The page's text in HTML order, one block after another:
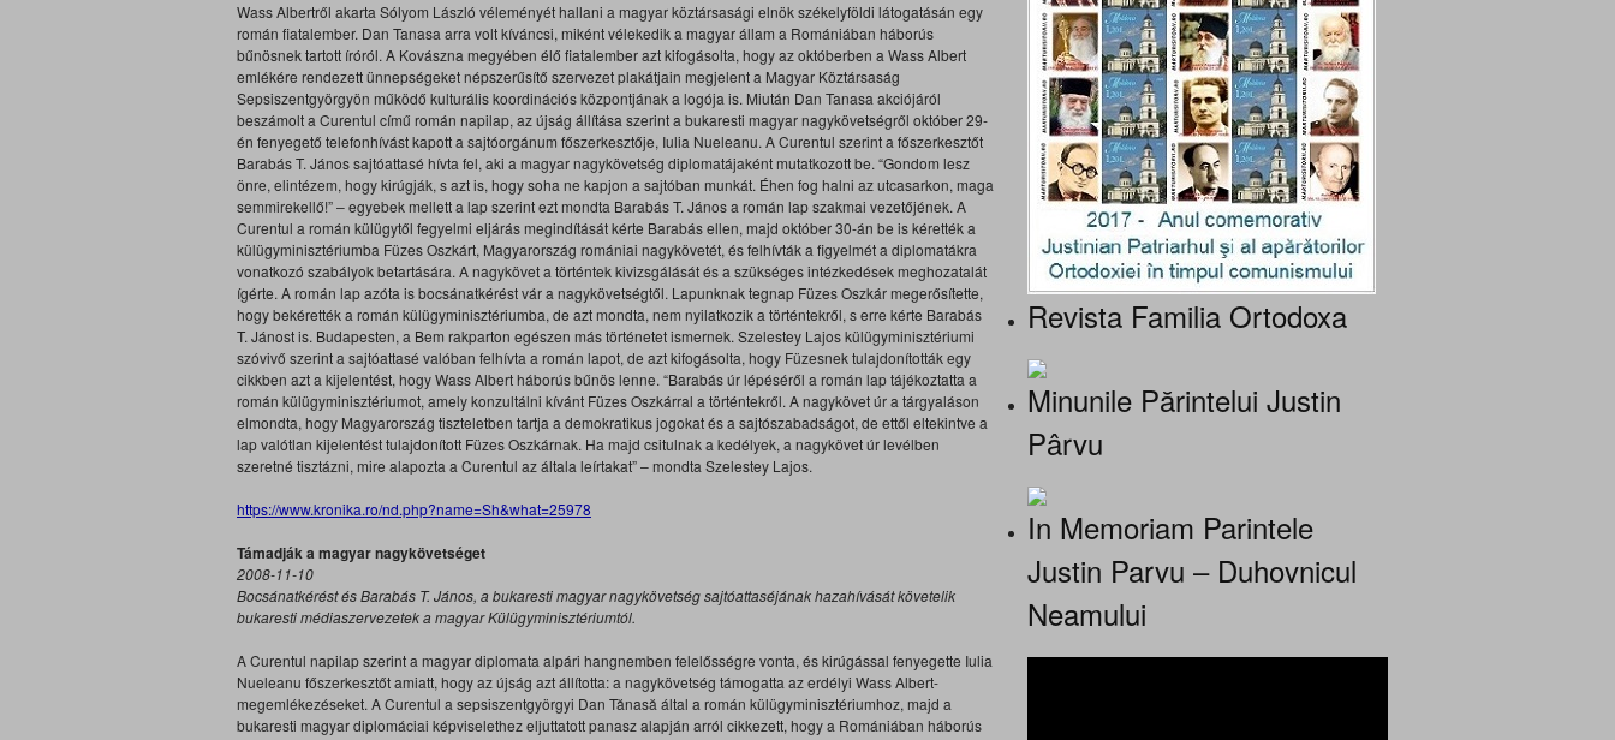
Wass Albertről akarta Sólyom László véleményét hallani a magyar köztársasági elnök székelyföldi látogatásán egy
román fiatalember. Dan Tanasa arra volt kíváncsi, miként vélekedik a magyar állam a Romániában háborús
bűnösnek tartott íróról. A Kovászna megyében élő fiatalember azt kifogásolta, hogy az októberben a Wass Albert
emlékére rendezett ünnepségeket népszerűsítő szervezet plakátjain megjelent a Magyar Köztársaság
Sepsiszentgyörgyön működő kulturális koordinációs központjának a logója is. Miután Dan Tanasa akciójáról
beszámolt a Curentul című román napilap, az újság állítása szerint a bukaresti magyar nagykövetségről október 29-
én fenyegető telefonhívást kapott a sajtóorgánum főszerkesztője, Iulia Nueleanu. A Curentul szerint a főszerkesztőt
Barabás T. János sajtóattasé hívta fel, aki a magyar nagykövetség diplomatájaként mutatkozott be. “Gondom lesz
önre, elintézem, hogy kirúgják, s azt is, hogy soha ne kapjon a sajtóban munkát. Éhen fog halni az utcasarkon, maga
semmirekellő!” – egyebek mellett a lap szerint ezt mondta Barabás T. János a román lap szakmai vezetőjének. A
Curentul a román külügytől fegyelmi eljárás megindítását kérte Barabás ellen, majd október 30-án be is kérették a
külügyminisztériumba Füzes Oszkárt, Magyarország romániai nagykövetét, és felhívták a figyelmét a diplomatákra
vonatkozó szabályok betartására. A nagykövet a történtek kivizsgálását és a szükséges intézkedések meghozatalát
ígérte. A román lap azóta is bocsánatkérést vár a nagykövetségtől. Lapunknak tegnap Füzes Oszkár megerősítette,
hogy bekérették a román külügyminisztériumba, de azt mondta, nem nyilatkozik a történtekről, s erre kérte Barabás
T. Jánost is. Budapesten, a Bem rakparton egészen más történetet ismernek. Szelestey Lajos külügyminisztériumi
szóvivő szerint a sajtóattasé valóban felhívta a román lapot, de azt kifogásolta, hogy Füzesnek tulajdonították egy
cikkben azt a kijelentést, hogy Wass Albert háborús bűnös lenne. “Barabás úr lépéséről a román lap tájékoztatta a
román külügyminisztériumot, amely konzultálni kívánt Füzes Oszkárral a történtekről. A nagykövet úr a tárgyaláson
elmondta, hogy Magyarország tiszteletben tartja a demokratikus jogokat és a sajtószabadságot, de ettől eltekintve a
lap valótlan kijelentést tulajdonított Füzes Oszkárnak. Ha majd csitulnak a kedélyek, a nagykövet úr levélben
szeretné tisztázni, mire alapozta a Curentul az általa leírtakat” – mondta Szelestey Lajos.
https://www.kronika.ro/nd.php?name=Sh&what=25978
Támadják a magyar nagykövetséget
2008-11-10
Bocsánatkérést és Barabás T. János, a bukaresti magyar nagykövetség sajtóattaséjának hazahívását követelik
bukaresti médiaszervezetek a magyar Külügyminisztériumtól.
A Curentul napilap szerint a magyar diplomata alpári hangnemben felelősségre vonta, és kirúgással fenyegette Iulia
Nueleanu főszerkesztőt amiatt, hogy az újság azt állította: a nagykövetség támogatta az erdélyi Wass Albert-
megemlékezéseket. A Curentul a sepsiszentgyörgyi Dan Tănasă által a román külügyminisztériumhoz, majd a
bukaresti magyar diplomáciai képviselethez eljuttatott panasz alapján arról cikkezett, hogy a Romániában háborús
Revista Familia Ortodoxa
Minunile Părintelui Justin
Pârvu
In Memoriam Parintele
Justin Parvu – Duhovnicul
Neamului